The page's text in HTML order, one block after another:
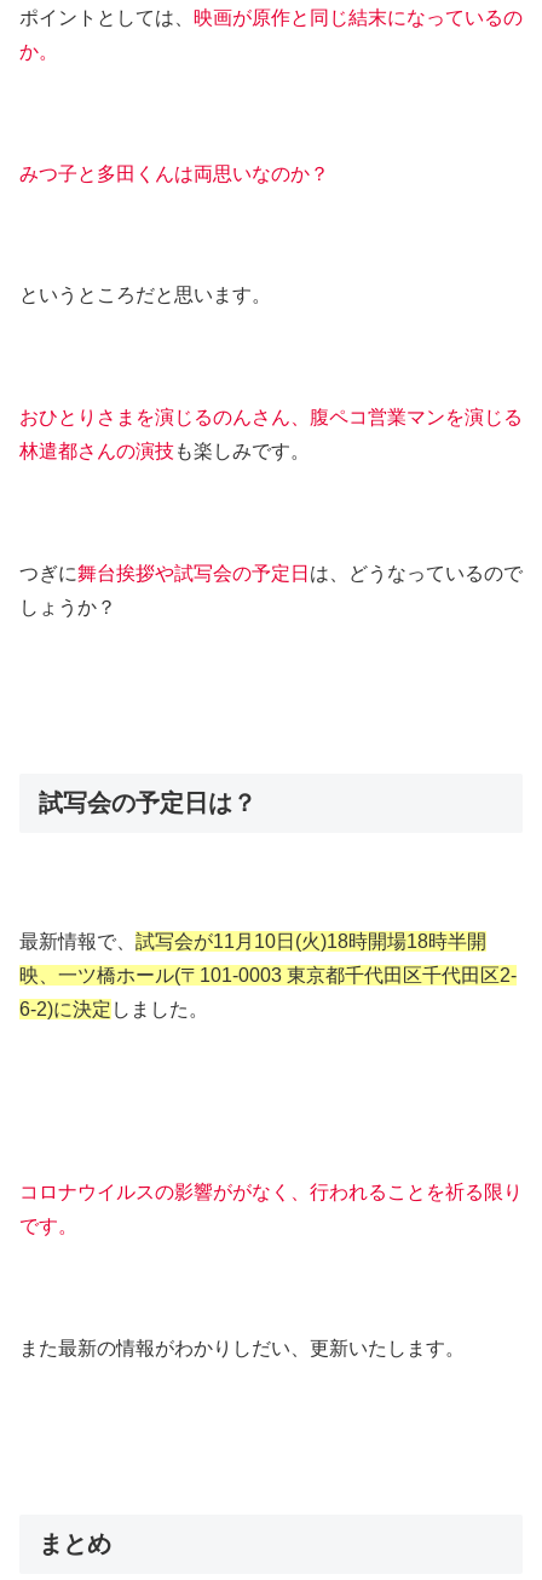
ポイントとしては、 映画が原作と同じ結末になっているの
か。
みつ子と多田くんは両思いなのか？
というところだと思います。
おひとりさまを演じるのんさん、腹ペコ営業マンを演じる
林遣都さんの演技も楽しみです。
つぎに舞台挨拶や試写会の予定日 は、どうなっているので
しょうか？
試写会の予定日は？
最新情報で、 試写会が11月10日(火)18時開場18時半開
映、一ツ橋ホール(〒101-0003 東京都千代田区千代田区2-
6-2)に決定 しました。
コロナウイルスの影響ががなく、行われることを祈る限り
です。
また最新の情報がわかりしだい、更新いたします。
まとめ